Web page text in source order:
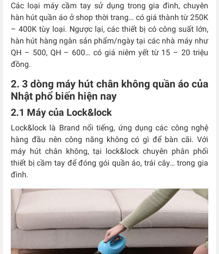
Các loại máy cầm tay sử dụng trong gia đình, chuyên
hàn hút quần áo ở shop thời trang… có giá thành từ 250K
– 400K tùy loại. Ngược lại, các thiết bị có công suất lớn,
hàn hút hàng ngàn sản phẩm/ngày tại các nhà máy như
QH – 500, QH – 600… có giá niêm yết từ 15 – 20 triệu
đồng.
2. 3 dòng máy hút chân không quần áo của
Nhật phổ biến hiện nay
2.1 Máy của Lock&lock
Lock&lock là Brand nổi tiếng, ứng dụng các công nghệ
hàng đầu nên công năng không có gì để bàn cãi. Với
máy hút chân không, tại lock&lock chuyên phân phối
thiết bị cầm tay để đóng gói quần áo, trái cây… trong gia
đình.